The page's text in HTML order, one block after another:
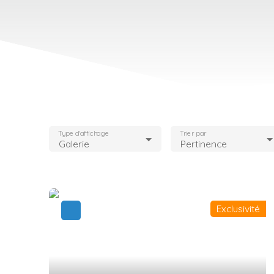
Galerie
Type d'affichage
Pertinence
Trier par
Exclusivité